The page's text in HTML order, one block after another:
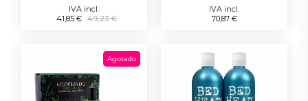
IVA incl.
41,85 € 49,23 €
IVA incl.
70,87 €
Agotado